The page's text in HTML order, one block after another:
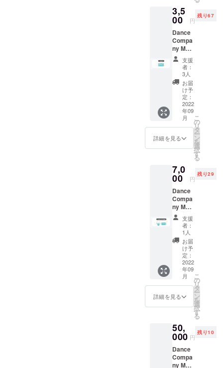
回で
す。
Dance
Compa
ny MOG
のメン
バーは
たむと
ひかり
です!!
公演の
感想
や、公
演に込
めた想
い、作
品の裏
出来た
ら嬉し
※オンラ
インコ
ミュニ
ケー
ション
ツール
は追っ
てメー
ルにて
ご連絡
させて
頂きま
※20歳未
満の飲
止され
ており
ます。
んで一
緒にグ
ループ
オンラ
イン飲
み会を
実施し
ます!! ※
飲み物
は自由
です!!各
自ご用
意くだ
さい!!
こちら
は9月24
日
(土)18:0
回で
す。
Dance
Compa
ny MOG
のメン
バーは
りゅー
のとせ
りです!!
公演の
感想
や、公
演に込
めた想
い、作
品の裏
出来た
ら嬉し
※オンラ
インコ
3,5
00 円
残り67
Dance
Compa
ny MOG
の第1回
公演
『人生
参観』
のチ
ケット
を1枚ご
購入頂
けま
す。 ご
希望の
日時の
回を選
い。 ※
チケッ
トは当
日会場
にて引
き換え
とさせ
て頂き
ます。
支援
者：
3人
お届
け予
定：
2022
年09
月
詳細を見る
こ
の
リ
タ
ー
ン
を
選
択
す
る
7,0
00 円
残り29
Dance
Compa
ny MOG
の挑戦
への支
援と、
第1回公
演『人
生参
観』の
チケッ
トを1枚
ご購入
頂けま
す。 ご
希望の
回を選
択下さ
い。 ※
チケッ
トは当
日会場
支援
者：
1人
お届
け予
定：
2022
年09
月
詳細を見る
こ
の
リ
タ
ー
ン
を
選
択
す
る
50,
000 円
残り10
Dance
Compa
ny MOG